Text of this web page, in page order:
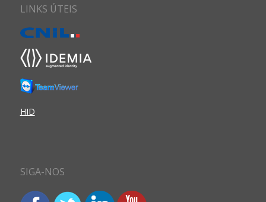
LINKS ÚTEIS
HID
SIGA-NOS